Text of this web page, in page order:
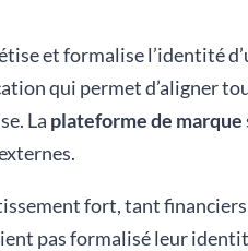
et formalise l’identité
qui permet d’aligner
La plateforme de marque
fort, tant financiers
pas formalisé leur